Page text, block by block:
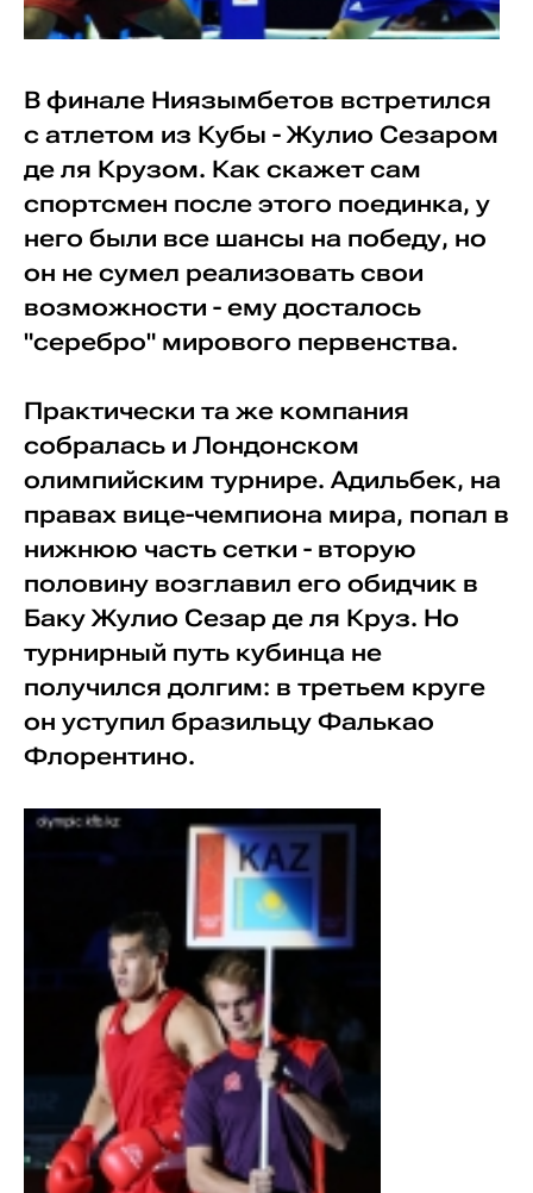
В финале Ниязымбетов встретился
с атлетом из Кубы - Жулио Сезаром
де ля Крузом. Как скажет сам
спортсмен после этого поединка, у
него были все шансы на победу, но
он не сумел реализовать свои
возможности - ему досталось
"серебро" мирового первенства.
Практически та же компания
собралась и Лондонском
олимпийским турнире. Адильбек, на
правах вице-чемпиона мира, попал в
нижнюю часть сетки - вторую
половину возглавил его обидчик в
Баку Жулио Сезар де ля Круз. Но
турнирный путь кубинца не
получился долгим: в третьем круге
он уступил бразильцу Фалькао
Флорентино.